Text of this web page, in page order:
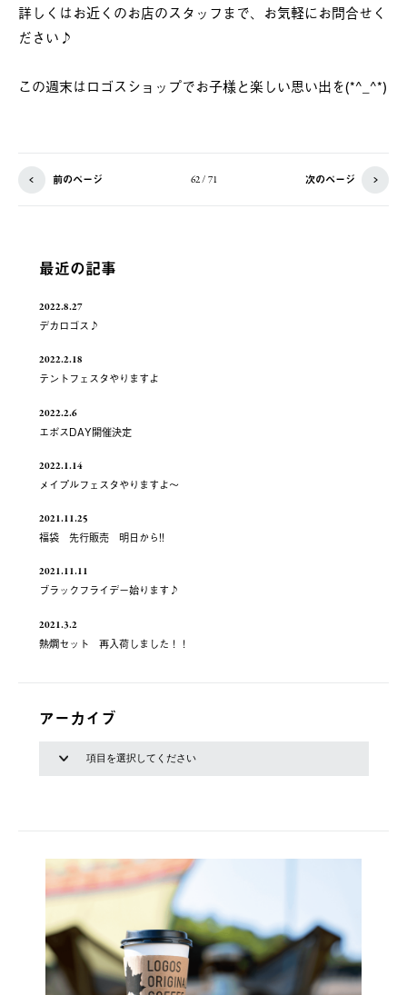
詳しくはお近くのお店のスタッフまで、お気軽にお問合せく
ださい♪
この週末はロゴスショップでお子様と楽しい思い出を(*^_^*)
前のページ 62 / 71 次のページ
最近の記事
2022.8.27
デカロゴス♪
2022.2.18
テントフェスタやりますよ
2022.2.6
エポスDAY開催決定
2022.1.14
メイプルフェスタやりますよ～
2021.11.25
福袋 先行販売 明日から!!
2021.11.11
ブラックフライデー始ります♪
2021.3.2
熱燗セット 再入荷しました！！
アーカイブ